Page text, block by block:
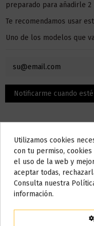
preparado para añadirle
Te recomendamos usar
Uno de los modelos que
Descripción
El contenido son 100 ml,
Nos
Utilizamos cookies
con tu permiso,
el uso de la web y
aceptar todas,
Consulta nuestra
información.